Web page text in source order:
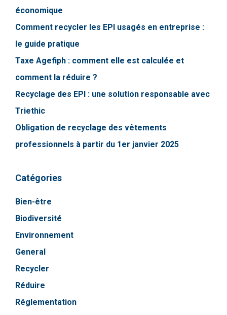
économique
Comment recycler les EPI usagés en entreprise :
le guide pratique
Taxe Agefiph : comment elle est calculée et
comment la réduire ?
Recyclage des EPI : une solution responsable avec
Triethic
Obligation de recyclage des vêtements
professionnels à partir du 1er janvier 2025
Catégories
Bien-être
Biodiversité
Environnement
General
Recycler
Réduire
Réglementation